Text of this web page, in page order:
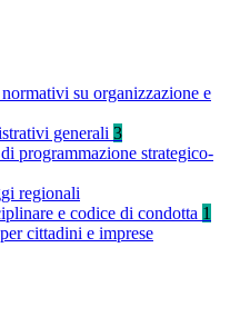
su organizzazione e
generali 3
programmazione strategico-
regionali
e codice di condotta 1
cittadini e imprese